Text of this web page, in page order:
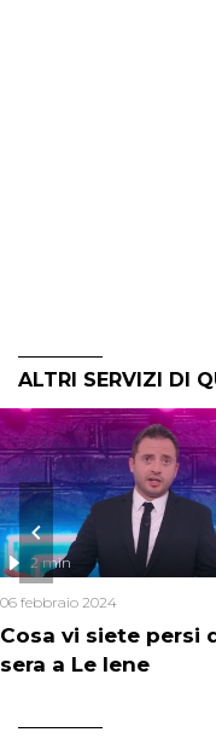
ALTRI SERVIZI DI
Cosa vi siete persi
sera a Le Iene
2 min
06 febbraio 2024